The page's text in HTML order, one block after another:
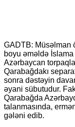
GADTB: Müsəlman
boyu əməldə
Azərbaycan
Qarabağdakı
sonra dəstəyin
əyani sübutudur.
Qarabağda
talanmasında,
gələni edib.